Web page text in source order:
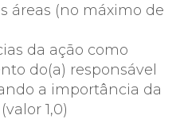
áreas (no máximo de
da ação como
do(a) responsável
a importância da
1,0)